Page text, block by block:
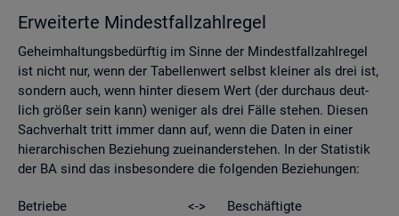
Er­wei­ter­te Min­dest­fall­zahl­re­gel
Ge­heim­hal­tungs­be­dürf­tig im Sinne der Min­dest­fall­zahl­re­gel
ist nicht nur, wenn der Ta­bel­len­wert selbst klei­ner als drei ist,
son­dern auch, wenn hin­ter die­sem Wert (der durch­aus deut­
lich grö­ßer sein kann) we­ni­ger als drei Fälle ste­hen. Die­sen
Sach­ver­halt tritt immer dann auf, wenn die Daten in einer
hier­ar­chi­schen Be­zie­hung zu­ein­an­der­ste­hen. In der Sta­tis­tik
der BA sind das ins­be­son­de­re die fol­gen­den Be­zie­hun­gen:
Be­trie­be <-> Be­schäf­tig­te